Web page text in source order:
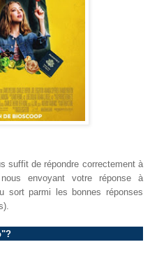
suffit de répondre correctement à
envoyant votre réponse à
sort parmi les bonnes réponses